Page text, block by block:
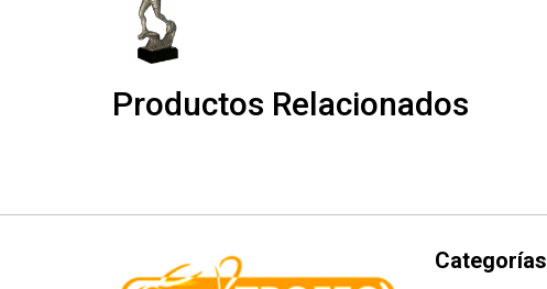
Productos Relacionados
Categorías